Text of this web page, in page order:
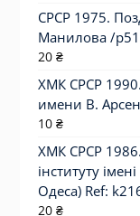
СРСР 1975.
Манилова /
20 ₴
ХМК СРСР
имени В.
10 ₴
ХМК СРСР
інституту
Одеса) Ref:
20 ₴